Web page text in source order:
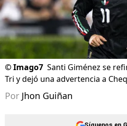
©Imago7 Santi Giménez se
Tri y dejó una advertencia a
Por Jhon Guiñan